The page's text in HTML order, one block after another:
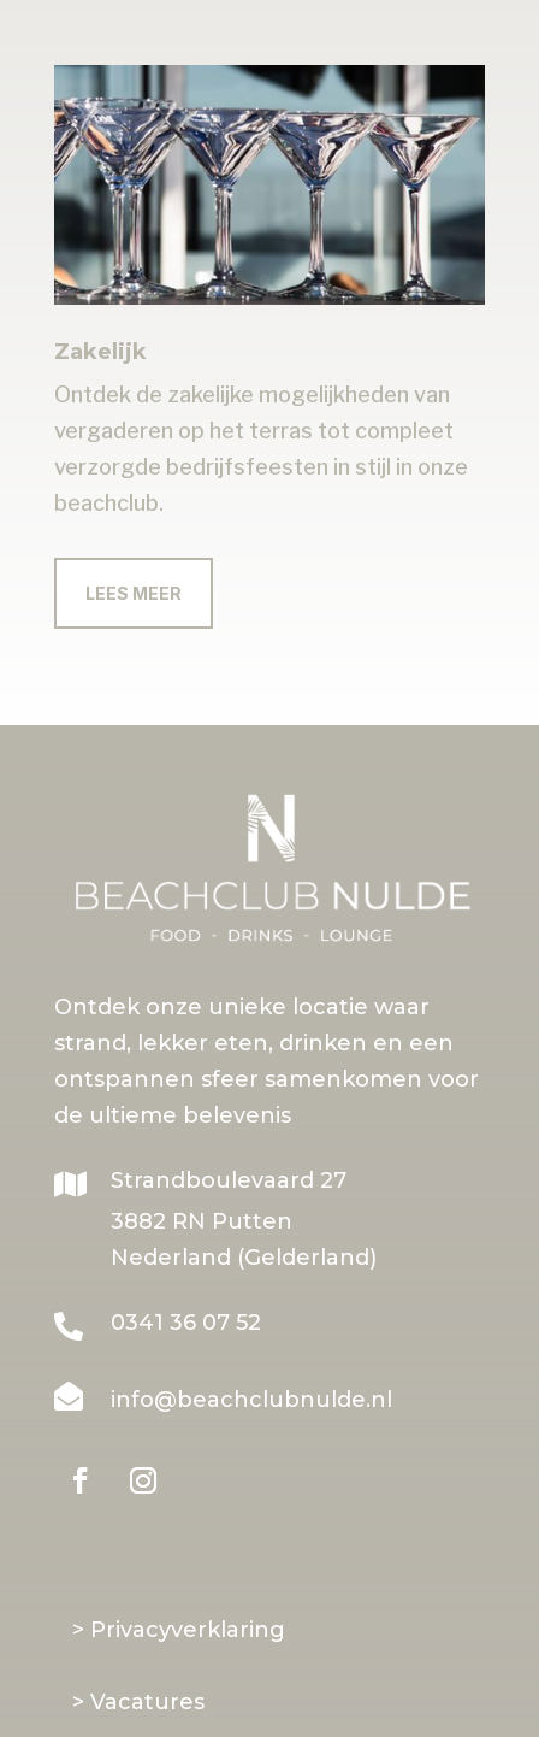
Zakelijk
Ontdek de zakelijke mogelijkheden van
vergaderen op het terras tot compleet
verzorgde bedrijfsfeesten in stijl in onze
beachclub.
LEES MEER
Ontdek onze unieke locatie waar
strand, lekker eten, drinken en een
ontspannen sfeer samenkomen voor
de ultieme belevenis

Strandboulevaard 27
3882 RN Putten
Nederland (Gelderland)
 0341 36 07 52
 info@beachclubnulde.nl
> Privacyverklaring
> Vacatures